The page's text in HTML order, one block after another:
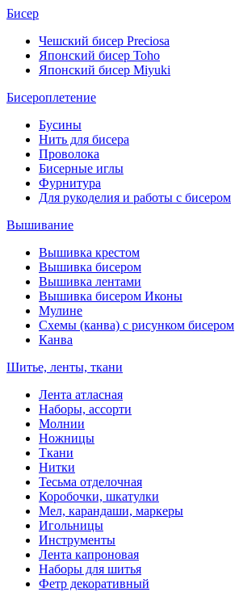
Бисер
Чешский бисер Preciosa
Японский бисер Toho
Японский бисер Miyuki
Бисероплетение
Бусины
Нить для бисера
Проволока
Бисерные иглы
Фурнитура
Для рукоделия и работы с бисером
Вышивание
Вышивка крестом
Вышивка бисером
Вышивка лентами
Вышивка бисером Иконы
Мулине
Схемы (канва) с рисунком бисером
Канва
Шитье, ленты, ткани
Лента атласная
Наборы, ассорти
Молнии
Ножницы
Ткани
Нитки
Тесьма отделочная
Коробочки, шкатулки
Мел, карандаши, маркеры
Игольницы
Инструменты
Лента капроновая
Наборы для шитья
Фетр декоративный